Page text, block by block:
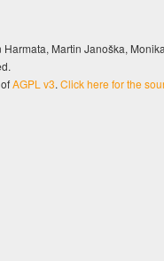
Martin Janoška,
AGPL v3. Click here for the